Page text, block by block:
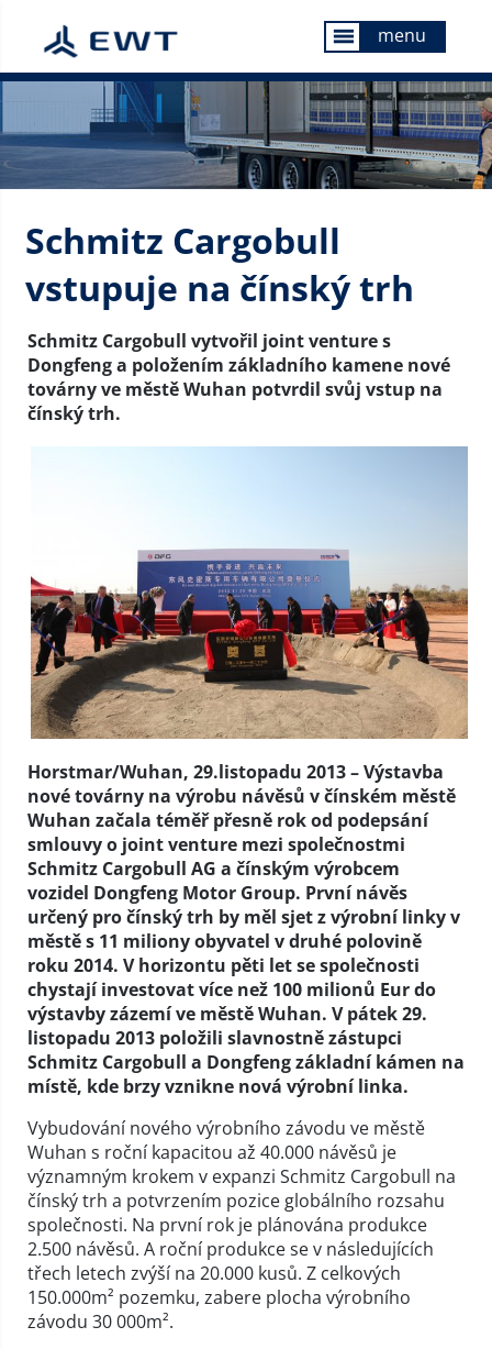
menu menu
Schmitz Cargobull
vstupuje na čínský trh
Schmitz Cargobull vytvořil joint venture s
Dongfeng a položením základního kamene nové
továrny ve městě Wuhan potvrdil svůj vstup na
čínský trh.
Horstmar/Wuhan, 29.listopadu 2013 – Výstavba
nové továrny na výrobu návěsů v čínském městě
Wuhan začala téměř přesně rok od podepsání
smlouvy o joint venture mezi společnostmi
Schmitz Cargobull AG a čínským výrobcem
vozidel Dongfeng Motor Group. První návěs
určený pro čínský trh by měl sjet z výrobní linky v
městě s 11 miliony obyvatel v druhé polovině
roku 2014. V horizontu pěti let se společnosti
chystají investovat více než 100 milionů Eur do
výstavby zázemí ve městě Wuhan. V pátek 29.
listopadu 2013 položili slavnostně zástupci
Schmitz Cargobull a Dongfeng základní kámen na
místě, kde brzy vznikne nová výrobní linka.
Vybudování nového výrobního závodu ve městě
Wuhan s roční kapacitou až 40.000 návěsů je
významným krokem v expanzi Schmitz Cargobull na
čínský trh a potvrzením pozice globálního rozsahu
společnosti. Na první rok je plánována produkce
2.500 návěsů. A roční produkce se v následujících
třech letech zvýší na 20.000 kusů. Z celkových
150.000m² pozemku, zabere plocha výrobního
závodu 30 000m².